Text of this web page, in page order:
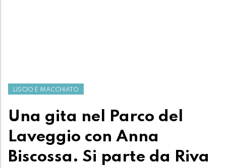
LISCIO E MACCHIATO
Una gita nel Parco del
Laveggio con Anna
Biscossa. Si parte da Riva